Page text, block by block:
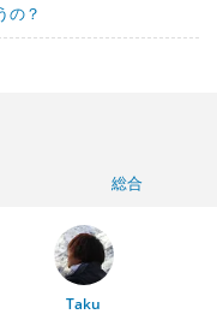
の？
総合
Taku